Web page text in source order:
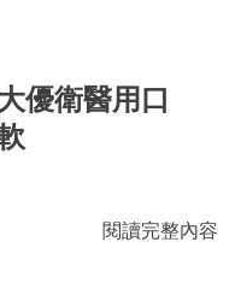
優衛醫用口
閱讀完整內容